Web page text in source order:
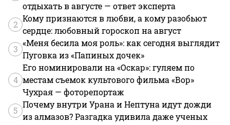
отдыхать в августе — ответ эксперта
2
Кому признаются в любви, а кому разобьют
сердце: любовный гороскоп на август
3
«Меня бесила моя роль»: как сегодня выглядит
Пуговка из «Папиных дочек»
4
Его номинировали на «Оскар»: гуляем по
местам съемок культового фильма «Вор»
Чухрая — фоторепортаж
5
Почему внутри Урана и Нептуна идут дожди
из алмазов? Разгадка удивила даже ученых